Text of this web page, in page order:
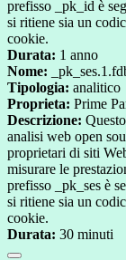
prefisso _pk_id è
si ritiene sia un
cookie.
Durata: 1 anno
Nome:
Tipologia: analitico
Proprieta: Prime
Descrizione:
analisi web open
proprietari di siti
misurare le
prefisso _pk_ses è
si ritiene sia un
cookie.
Durata: 30 minuti